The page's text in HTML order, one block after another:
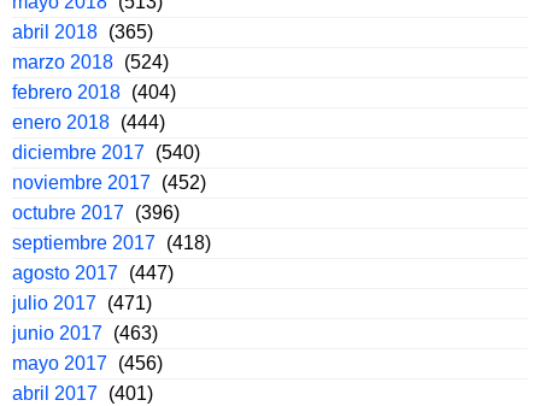
abril 2018 (365)
marzo 2018 (524)
febrero 2018 (404)
enero 2018 (444)
diciembre 2017 (540)
noviembre 2017 (452)
octubre 2017 (396)
septiembre 2017 (418)
agosto 2017 (447)
julio 2017 (471)
junio 2017 (463)
mayo 2017 (456)
abril 2017 (401)